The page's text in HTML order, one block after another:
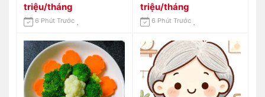
Kim Cương Q2 Lương
14 Triệu Bao Ăn Ở Ạ
triệu/tháng
6 Phút Trước
Cần 1 Chị Chăm Bé 9
Tháng (cần Chị Ở Lại)
Lương 13 Triệu Bao Ăn
Ở
triệu/tháng
6 Phút Trước